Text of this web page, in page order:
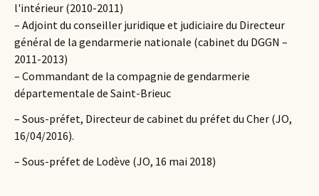
l'intérieur (2010-2011)
– Adjoint du conseiller juridique et judiciaire du Directeur
général de la gendarmerie nationale (cabinet du DGGN –
2011-2013)
– Commandant de la compagnie de gendarmerie
départementale de Saint-Brieuc
– Sous-préfet, Directeur de cabinet du préfet du Cher (JO,
16/04/2016).
– Sous-préfet de Lodève (JO, 16 mai 2018)